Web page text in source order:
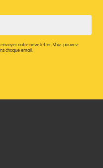
notre newsletter. Vous pouvez
chaque email.